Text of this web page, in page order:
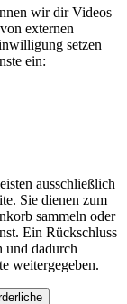
wir dir Videos
externen
setzen
ein:
ausschließlich
Sie dienen zum
sammeln oder
Ein Rückschluss
und dadurch
weitergegeben.